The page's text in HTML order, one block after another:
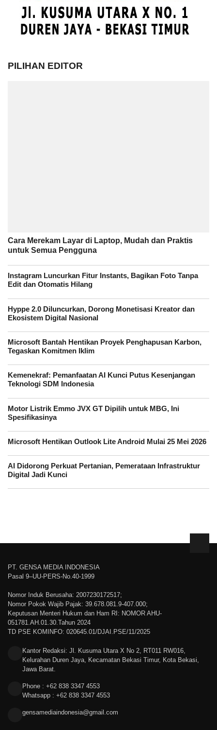
PILIHAN EDITOR
Cara Merekam Layar di Laptop, Mudah dan Praktis
untuk Semua Pengguna
Instagram Luncurkan Fitur Instants, Bagikan Foto Tanpa
Edit dan Otomatis Hilang
Hyppe 2.0 Diluncurkan, Dorong Monetisasi Kreator dan
Ekosistem Digital Nasional
Microsoft Bantah Hentikan Proyek Penghapusan Karbon,
Tegaskan Komitmen Iklim
Kemenekraf: Pemanfaatan AI Kunci Putus Kesenjangan
Teknologi SDM Indonesia
Motor Listrik Emmo JVX GT Dipilih untuk MBG, Ini
Spesifikasinya
Microsoft Hentikan Outlook Lite Android Mulai 25 Mei 2026
AI Didorong Perkuat Pertanian, Pemerataan Infrastruktur
Digital Jadi Kunci
PT. GENSA MEDIA INDONESIA
Pasal 9–UU-PERS-No.40-1999
Nomor Induk Berusaha: 2007230172517;
Nomor Pokok Wajib Pajak: 39.678.081.9-407.000;
Keputusan Menteri Hukum dan Ham RI: NOMOR AHU-
051781.AH.01.30.Tahun 2024
TD PSE KOMINFO: 020645.01/DJAI.PSE/11/2025
Kantor Redaksi: Jl. Kusuma Utara X No 2, RT011 RW016,
Kelurahan Duren Jaya, Kecamatan Bekasi Timur, Kota Bekasi,
Jawa Barat.
Phone : +62 838 3347 4553
Whatsapp : +62 838 3347 4553
gensamediaindonesia@gmail.com